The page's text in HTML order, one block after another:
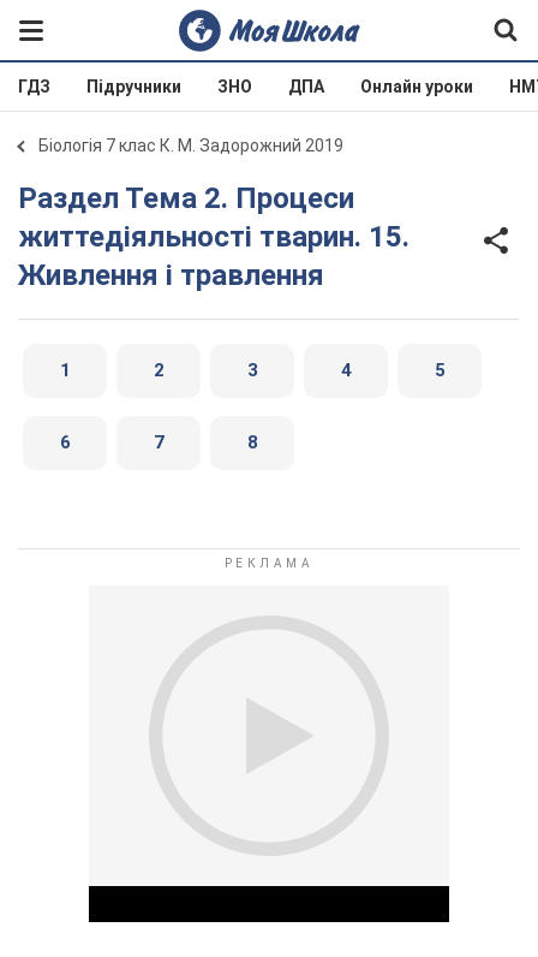
ГДЗ Підручники ЗНО ДПА Онлайн уроки
Біологія 7 клас К. М. Задорожний 2019
Раздел Тема 2. Процеси
життедіяльності тварин. 15.
Живлення і травлення
1 2 3 4 5
6 7 8